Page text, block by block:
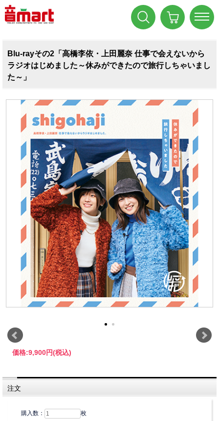
Blu-rayその2「高橋李依・上田麗奈 仕事で会えないから
ラジオはじめました～休みができたので旅行しちゃいまし
た～」
価格:9,900円(税込)
注文
購入数： 枚